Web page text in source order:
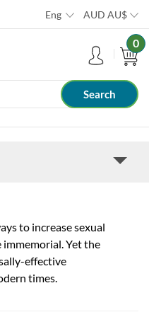
Eng AUD AU$
0
to increase sexual
immemorial. Yet the
effective
times.